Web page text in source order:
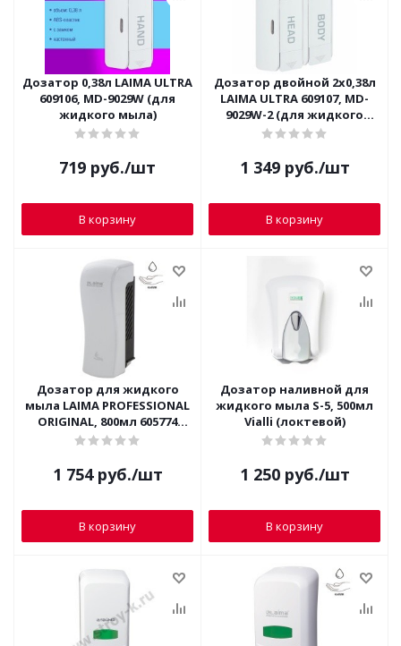
Дозатор 0,38л LAIMA ULTRA
609106, MD-9029W (для
жидкого мыла)
719 руб./шт
В корзину
Дозатор двойной 2х0,38л
LAIMA ULTRA 609107, MD-
9029W-2 (для жидкого
мыла/шампуня/геля)
1 349руб./шт
В корзину
Дозатор для жидкого
мыла LAIMA PROFESSIONAL
ORIGINAL, 800мл 605774
(наливной, белый)
1 754руб./шт
В корзину
Дозатор наливной для
жидкого мыла S-5, 500мл
Vialli (локтевой)
1 250руб./шт
В корзину